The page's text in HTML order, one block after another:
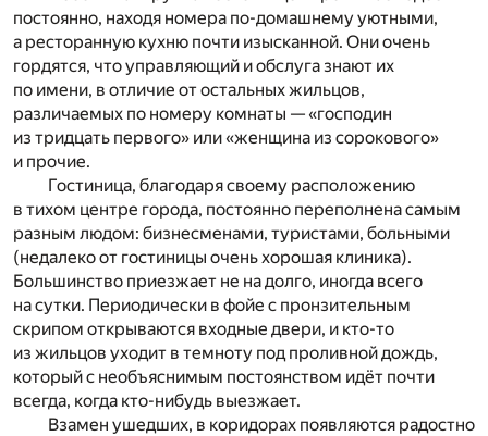
постоянно, находя номера по-домашнему уютными,
а ресторанную кухню почти изысканной. Они очень
гордятся, что управляющий и обслуга знают их
по имени, в отличие от остальных жильцов,
различаемых по номеру комнаты — «господин
из тридцать первого» или «женщина из сорокового»
и прочие.
Гостиница, благодаря своему расположению
в тихом центре города, постоянно переполнена самым
разным людом: бизнесменами, туристами, больными
(недалеко от гостиницы очень хорошая клиника).
Большинство приезжает не на долго, иногда всего
на сутки. Периодически в фойе с пронзительным
скрипом открываются входные двери, и кто-то
из жильцов уходит в темноту под проливной дождь,
который с необъяснимым постоянством идёт почти
всегда, когда кто-нибудь выезжает.
Взамен ушедших, в коридорах появляются радостно